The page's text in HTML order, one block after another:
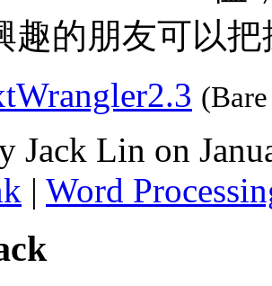
趣的朋友可以
Jack Lin on
| Word